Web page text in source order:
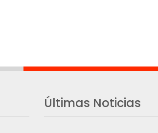
Últimas Noticias